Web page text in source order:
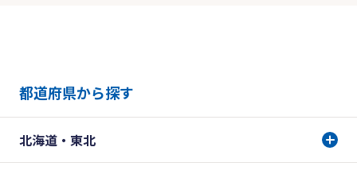
都道府県から探す
北海道・東北